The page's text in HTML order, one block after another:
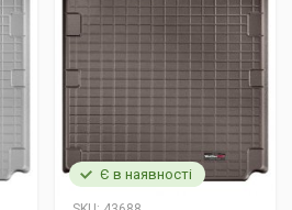
Є в наявності